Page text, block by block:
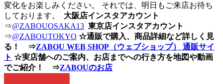
変化をお楽しみください。 それでは、明日もご来店お待ち
しております。
大阪店インスタアカウント
⇒@ZABOUOSAKA13 東京店インスタアカウント
⇒@ZABOUTOKYO ☆通販で購入、商品詳細など詳しく見
る！ ⇒ZABOU WEB SHOP（ウェブショップ） 通販サイ
ト ☆実店舗へのご案内、お店までへの行き方を地図や動画
でご紹介！ ⇒ZABOUのお店